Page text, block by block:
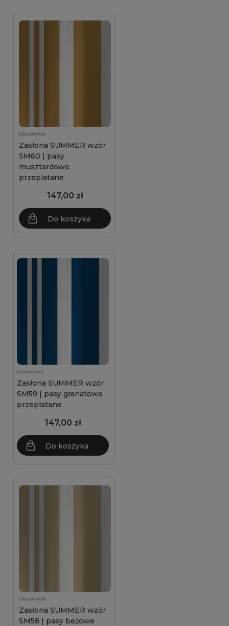
Decordruk
Zasłona SUMMER wzór
SM60 | pasy
musztardowe
przeplatane
147,00 zł
Do koszyka
Decordruk
Zasłona SUMMER wzór
SM59 | pasy granatowe
przeplatane
147,00 zł
Do koszyka
Decordruk
Zasłona SUMMER wzór
SM58 | pasy beżowe